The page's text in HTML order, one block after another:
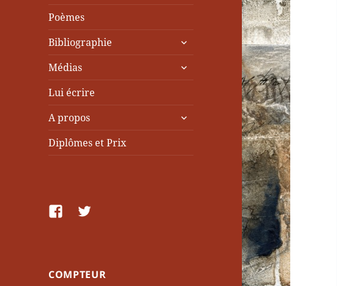
Poèmes
Bibliographie
ouvrir
sous-
Médias
ouvrir
Lui écrire
A propos
ouvrir
Diplômes et Prix
facebookTwitter
COMPTEUR